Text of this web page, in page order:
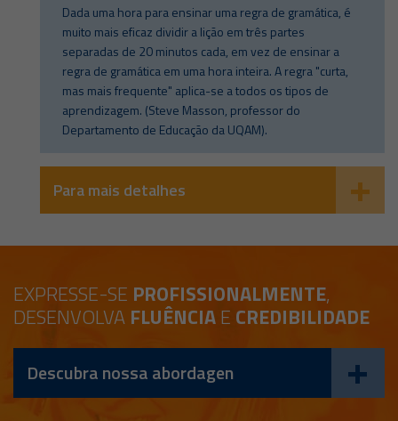
Dada uma hora para ensinar uma regra de gramática, é
muito mais eficaz dividir a lição em três partes
separadas de 20 minutos cada, em vez de ensinar a
regra de gramática em uma hora inteira. A regra "curta,
mas mais frequente" aplica-se a todos os tipos de
aprendizagem. (Steve Masson, professor do
Departamento de Educação da UQAM).
Para mais detalhes
EXPRESSE-SE PROFISSIONALMENTE,
DESENVOLVA FLUÊNCIAE CREDIBILIDADE
Descubra nossa abordagen